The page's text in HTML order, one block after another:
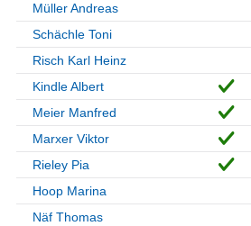
Müller Andreas
Schächle Toni
Risch Karl Heinz
Kindle Albert
Meier Manfred
Marxer Viktor
Rieley Pia
Hoop Marina
Näf Thomas